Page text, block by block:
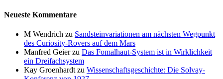
Neueste Kommentare
M Wendrich zu Sandsteinvariationen am nächsten Wegpunkt
des Curiosity-Rovers auf dem Mars
Manfred Geierzu Das Fomalhaut-System ist in Wirklichkeit
ein Dreifachsystem
Kay Groenhardt zu Wissenschaftsgeschichte: Die Solvay-